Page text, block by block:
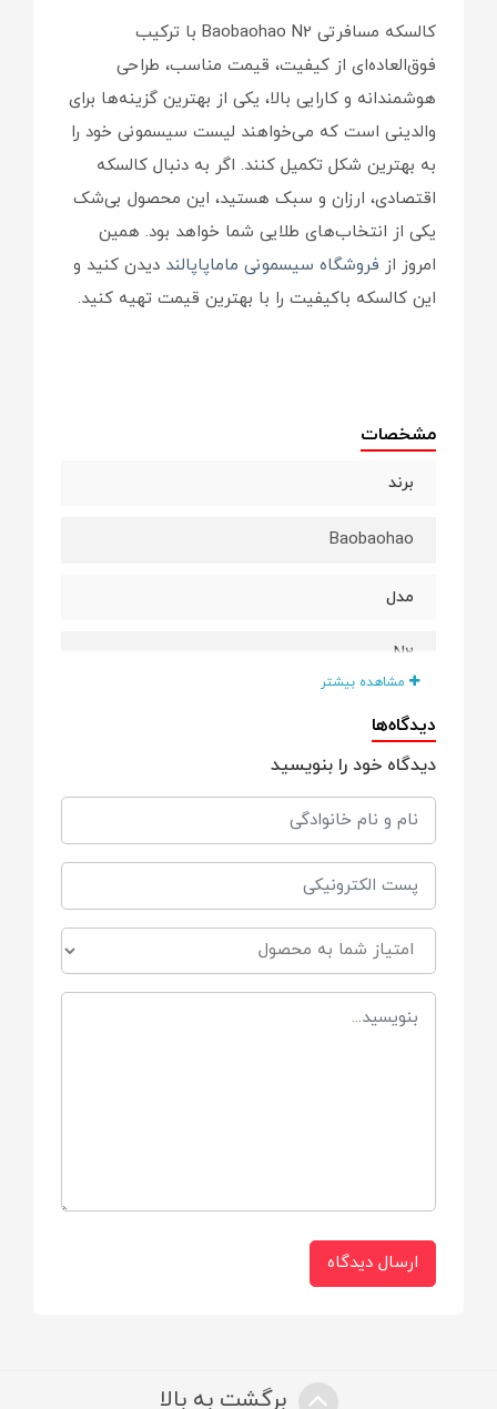
کالسکه مسافرتی Baobaohao N2 با ترکیب
فوق‌العاده‌ای از کیفیت، قیمت مناسب، طراحی
هوشمندانه و کارایی بالا، یکی از بهترین گزینه‌ها برای
والدینی است که می‌خواهند لیست سیسمونی خود را
به بهترین شکل تکمیل کنند. اگر به دنبال کالسکه
اقتصادی، ارزان و سبک هستید، این محصول بی‌شک
یکی از انتخاب‌های طلایی شما خواهد بود. همین
امروز از فروشگاه سیسمونی ماماپاپالند دیدن کنید و
این کالسکه باکیفیت را با بهترین قیمت تهیه کنید.
مشخصات
برند
Baobaohao
مدل
N2
دسته بندی
تاشو مسافرتی
محدوده سنی کالسکه
0-3 سال
کشور سازنده
چین
جنس فریم
ابعاد در حالت باز
مشاهده بیشتر
دیدگاه‌ها
دیدگاه خود را بنویسید
ارسال دیدگاه
برگشت به بالا